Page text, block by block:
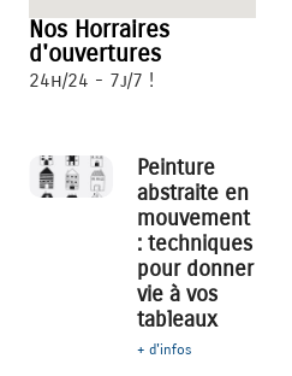
Nos Horraires
d'ouvertures
24h/24 - 7j/7 !
Peinture
abstraite en
mouvement
: techniques
pour donner
vie à vos
tableaux
+ d'infos